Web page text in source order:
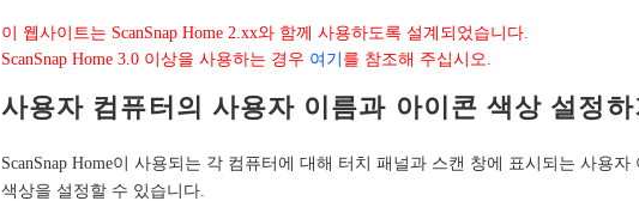
이 웹사이트는 ScanSnap Home 2.xx와 함께 사용하도록 설계되었습니다.
ScanSnap Home 3.0 이상을 사용하는 경우 여기 를 참조해 주십시오.
사용자 컴퓨터의 사용자 이름과 아이콘 색상 설정하
ScanSnap Home이 사용되는 각 컴퓨터에 대해 터치 패널과 스캔 창에 표시되는 사용
색상을 설정할 수 있습니다.